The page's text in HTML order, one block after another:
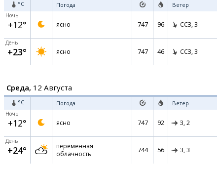
°C Погода Ветер
Ночь
+12° ясно 747 96 ССЗ, 3
День
+23° ясно 747 46 ССЗ, 3
Среда, 12 Августа
°C Погода Ветер
Ночь
+12° ясно 747 92 З, 2
День
+24°
переменная
облачность
744 56 З, 3